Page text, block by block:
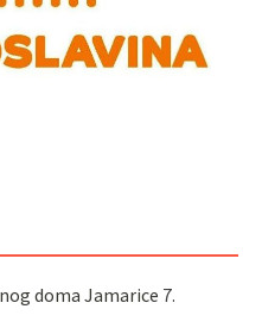
doma Jamarice 7.